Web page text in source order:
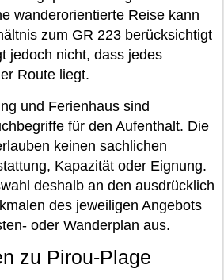
wanderorientierte Reise kann
zum GR 223 berücksichtigt
jedoch nicht, dass jedes
Route liegt.
und Ferienhaus sind
für den Aufenthalt. Die
keinen sachlichen
Kapazität oder Eignung.
deshalb an den ausdrücklich
des jeweiligen Angebots
oder Wanderplan aus.
zu Pirou-Plage